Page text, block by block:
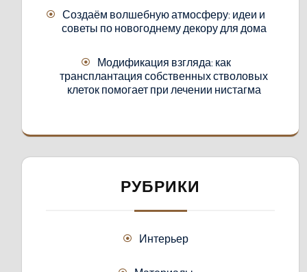
Создаём волшебную атмосферу: идеи и
советы по новогоднему декору для дома
Модификация взгляда: как
трансплантация собственных стволовых
клеток помогает при лечении нистагма
РУБРИКИ
Интерьер